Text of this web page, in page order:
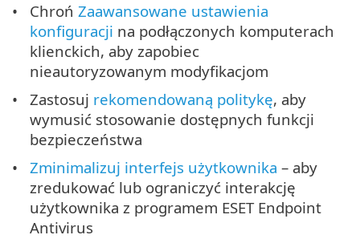
ChrońZaawansowane ustawienia
konfiguracji na podłączonych komputerach
klienckich, aby zapobiec
nieautoryzowanym modyfikacjom
Zastosuj rekomendowaną politykę, aby
wymusić stosowanie dostępnych funkcji
bezpieczeństwa
Zminimalizuj interfejs użytkownika – aby
zredukować lub ograniczyć interakcję
użytkownika z programem ESET Endpoint
Antivirus